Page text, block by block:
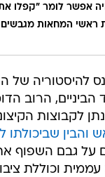
אפשר לומר "קפלו את
ראשי המחאות
כבר נכנס להיסטוריה
הביניים, הרוב
לקבוצות
והבין שביכולתו
על גבם השפוף
וכוללת